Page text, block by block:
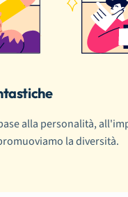
alla personalità,
la diversità.